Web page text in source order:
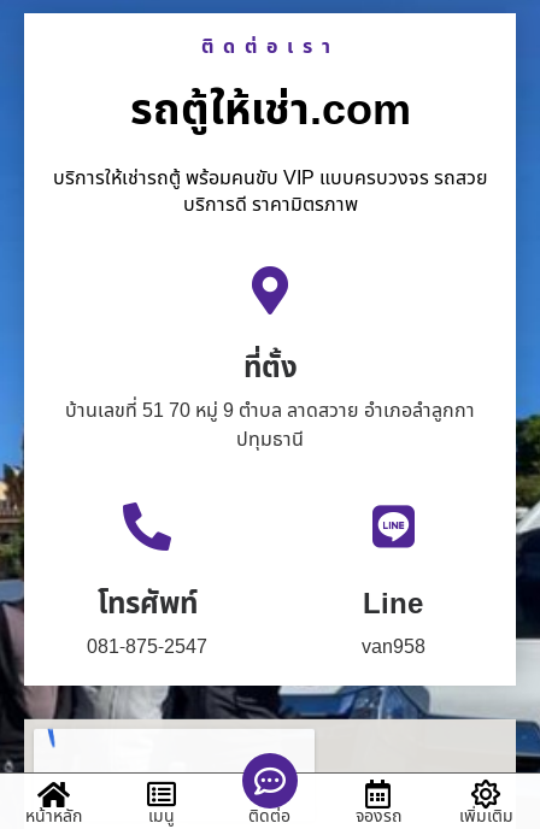
ติดต่อเรา
รถตู้ให้เช่า.com
บริการให้เช่ารถตู้ พร้อมคนขับ VIP แบบครบวงจร รถสวย
บริการดี ราคามิตรภาพ
ที่ตั้ง
บ้านเลขที่ 51 70 หมู่ 9 ตำบล ลาดสวาย อำเภอลำลูกกา
ปทุมธานี
โทรศัพท์
081-875-2547
Line
van958
หน้าหลัก เมนู ติดต่อ จองรถ เพิ่มเติม